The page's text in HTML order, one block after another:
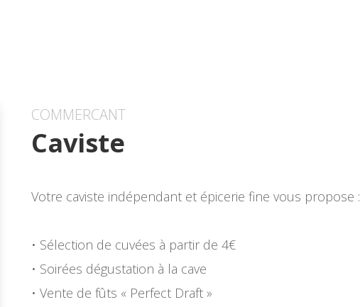
COMMERCANT
Caviste
Votre caviste indépendant et épicerie fine vous propose :
• Sélection de cuvées à partir de 4€
• Soirées dégustation à la cave
• Vente de fûts « Perfect Draft »